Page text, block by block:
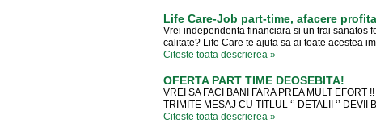
Life Care-Job part-time, afacere
Vrei independenta financiara si un trai sanatos
calitate? Life Care te ajuta sa ai toate acestea
Citeste toata descrierea »
OFERTA PART TIME DEOSEBITA!
VREI SA FACI BANI FARA PREA MULT EFORT
TRIMITE MESAJ CU TITLUL ‘’ DETALII ‘’
Citeste toata descrierea »